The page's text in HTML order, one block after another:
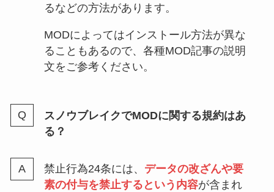
るなどの方法があります。
MODによってはインストール方法が異な
ることもあるので、各種MOD記事の説明
文をご参考ください。
スノウブレイクでMODに関する規約はあ
る？
禁止行為24条には、 データの改ざんや要
素の付与を禁止するという内容が含まれ